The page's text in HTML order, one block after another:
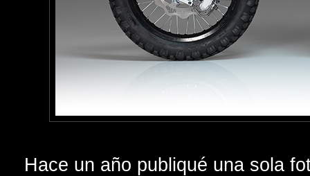
Hace un año publiqué una sola